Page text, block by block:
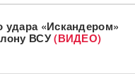
«Искандером»
ВСУ(ВИДЕО)